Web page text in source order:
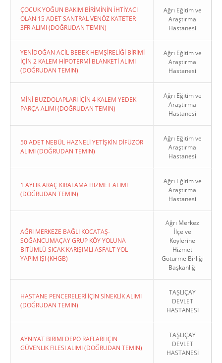
ÇOCUK YOĞUN BAKIM BİRİMİNİN İHTİYACI
OLAN 15 ADET SANTRAL VENÖZ KATETER
3FR ALIMI (DOĞRUDAN TEMIN)
Ağrı Eğitim ve
Araştırma
Hastanesi
YENİDOĞAN ACİL BEBEK HEMŞİRELİĞİ BİRİMİ
İÇİN 2 KALEM HİPOTERMİ BLANKETİ ALIMI
(DOĞRUDAN TEMIN)
Ağrı Eğitim ve
Araştırma
Hastanesi
MİNİ BUZDOLAPLARI İÇİN 4 KALEM YEDEK
PARÇA ALIMI (DOĞRUDAN TEMIN)
Ağrı Eğitim ve
Araştırma
Hastanesi
50 ADET NEBÜL HAZNELİ YETİŞKİN DİFÜZÖR
ALIMI (DOĞRUDAN TEMIN)
Ağrı Eğitim ve
Araştırma
Hastanesi
1 AYLIK ARAÇ KİRALAMA HİZMET ALIMI
(DOĞRUDAN TEMIN)
Ağrı Eğitim ve
Araştırma
Hastanesi
AĞRI MERKEZE BAĞLI KOCATAŞ-
SOĞANCUMAÇAY GRUP KÖY YOLUNA
BITÜMLÜ SICAK KARIŞIMLI ASFALT YOL
YAPIM IŞI (KHGB)
Ağrı Merkez
İlçe ve
Köylerine
Hizmet
Götürme Birliği
Başkanlığı
HASTANE PENCERELERİ İÇİN SİNEKLİK ALIMI
(DOĞRUDAN TEMIN)
TAŞLIÇAY
DEVLET
HASTANESİ
AYNIYAT BIRIMI DEPO RAFLARI İÇIN
GÜVENLIK FILESI ALIMI (DOĞRUDAN TEMIN)
TAŞLIÇAY
DEVLET
HASTANESİ